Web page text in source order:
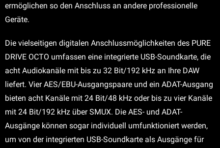
ermöglichen so den Anschluss an andere professionelle
Geräte.
Die vielseitigen digitalen Anschlussmöglichkeiten des PURE
DRIVE OCTO umfassen eine integrierte USB-Soundkarte, die
acht Audiokanäle mit bis zu 32 Bit/192 kHz an Ihre DAW
liefert. Vier AES/EBU-Ausgangspaare und ein ADAT-Ausgang
bieten acht Kanäle mit 24 Bit/48 kHz oder bis zu vier Kanäle
mit 24 Bit/192 kHz über SMUX. Die AES- und ADAT-
Ausgänge können sogar individuell umfunktioniert werden,
um von der integrierten USB-Soundkarte als Ausgänge für